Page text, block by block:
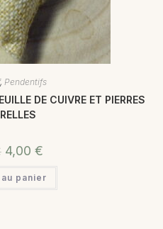
, Pendentifs
DE CUIVRE ET PIERRES
4,00 €
panier